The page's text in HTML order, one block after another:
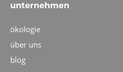
unternehmen
ökologie
über uns
blog